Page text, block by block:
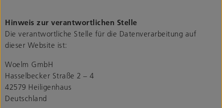
Hinweis zur verantwortlichen Stelle
Die verantwortliche Stelle für die Datenverarbeitung auf
dieser Website ist:
Woelm GmbH
Hasselbecker Straße 2 – 4
42579 Heiligenhaus
Deutschland